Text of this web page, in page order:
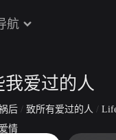
航
我爱过的人
后 / 致所有爱过的人 / Life After
爱情